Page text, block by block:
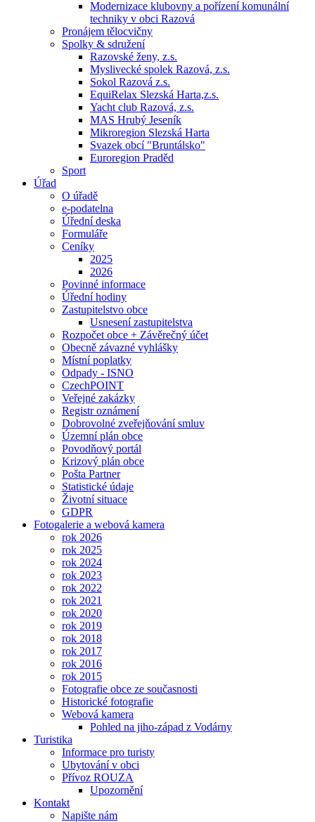
Modernizace klubovny a pořízení komunální
techniky v obci Razová
Pronájem tělocvičny
Spolky & sdružení
Razovské ženy, z.s.
Myslivecké spolek Razová, z.s.
Sokol Razová z.s.
EquiRelax Slezská Harta,z.s.
Yacht club Razová, z.s.
MAS Hrubý Jeseník
Mikroregion Slezská Harta
Svazek obcí "Bruntálsko"
Euroregion Praděd
Sport
Úřad
O úřadě
e-podatelna
Úřední deska
Formuláře
Ceníky
2025
2026
Povinné informace
Úřední hodiny
Zastupitelstvo obce
Usnesení zastupitelstva
Rozpočet obce + Závěrečný účet
Obecně závazné vyhlášky
Místní poplatky
Odpady - ISNO
CzechPOINT
Veřejné zakázky
Registr oznámení
Dobrovolné zveřejňování smluv
Územní plán obce
Povodňový portál
Krizový plán obce
Pošta Partner
Statistické údaje
Životní situace
GDPR
Fotogalerie a webová kamera
rok 2026
rok 2025
rok 2024
rok 2023
rok 2022
rok 2021
rok 2020
rok 2019
rok 2018
rok 2017
rok 2016
rok 2015
Fotografie obce ze současnosti
Historické fotografie
Webová kamera
Pohled na jiho-západ z Vodárny
Turistika
Informace pro turisty
Ubytování v obci
Přívoz ROUZA
Upozornění
Kontakt
Napište nám